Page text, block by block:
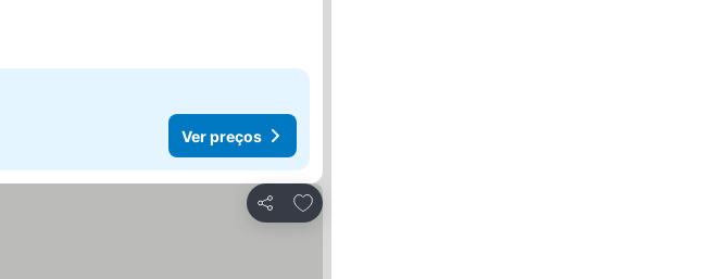
Ver preços
Partilhar
Adicionar aos favoritos